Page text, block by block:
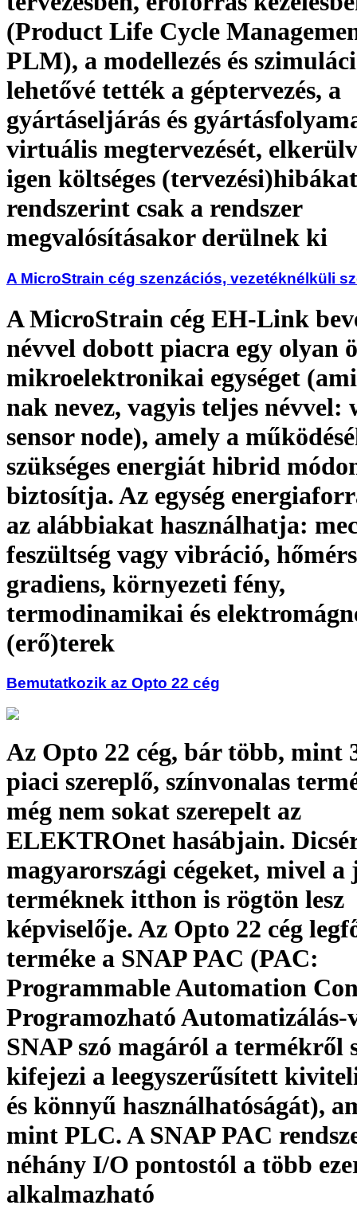
(Product Life Cycle
PLM), a modellezés és
lehetővé tették a géptervezés, a
gyártáseljárás és
virtuális megtervezését,
igen költséges
rendszerint csak a rendszer
megvalósításakor derülnek ki
A MicroStrain cég szenzációs, vezetéknélküli
A MicroStrain cég EH-Link
névvel dobott piacra egy olyan
mikroelektronikai egységet
nak nevez, vagyis teljes névvel:
sensor node), amely a
szükséges energiát hibrid
biztosítja. Az egység
az alábbiakat használhatja:
feszültség vagy vibráció,
gradiens, környezeti fény,
termodinamikai és
(erő)terek
Bemutatkozik az Opto 22 cég
Az Opto 22 cég, bár több, mint
piaci szereplő, színvonalas
még nem sokat szerepelt az
ELEKTROnet hasábjain.
magyarországi cégeket, mivel a
terméknek itthon is rögtön lesz
képviselője. Az Opto 22 cég
terméke a SNAP PAC (PAC:
Programmable Automation
Programozható Automatizálás-
SNAP szó magáról a termékről
kifejezi a leegyszerűsített
és könnyű használhatóságát),
mint PLC. A SNAP PAC
néhány I/O pontostól a több
alkalmazható